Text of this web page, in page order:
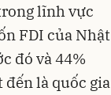
lĩnh vực
FDI của Nhật
đó và 44%
là quốc gia